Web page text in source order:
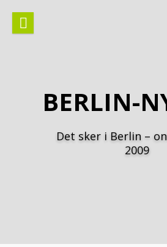
indhold
BERLIN-
Det sker i Berlin –
2009